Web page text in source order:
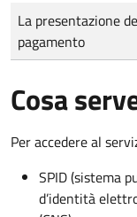
Tipo di pagamento
Importo
La presentazione
pagamento
Cosa
Per accedere al
SPID (sistema
d’identità